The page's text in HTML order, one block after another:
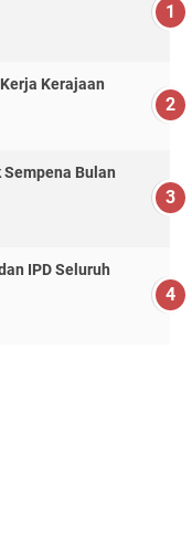
Kerajaan
Bulan
IPD Seluruh